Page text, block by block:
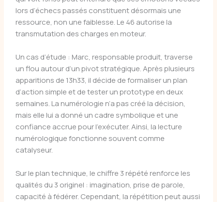
lors d’échecs passés constituent désormais une
ressource, non une faiblesse. Le 46 autorise la
transmutation des charges en moteur.
Un cas d’étude : Marc, responsable produit, traverse
un flou autour d’un pivot stratégique. Après plusieurs
apparitions de 13h33, il décide de formaliser un plan
d’action simple et de tester un prototype en deux
semaines. La numérologie n’a pas créé la décision,
mais elle lui a donné un cadre symbolique et une
confiance accrue pour l’exécuter. Ainsi, la lecture
numérologique fonctionne souvent comme
catalyseur.
Sur le plan technique, le chiffre 3 répété renforce les
qualités du 3 originel : imagination, prise de parole,
capacité à fédérer. Cependant, la répétition peut aussi